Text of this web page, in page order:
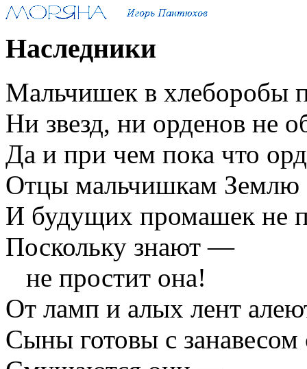
Наследники
Мальчишек в хлеборобы
Ни звезд, ни орденов не
Да и при чем пока что
Отцы мальчишкам Землю
И будущих промашек не
Поскольку знают —
не простит она!
От ламп и алых лент
Сыны готовы с